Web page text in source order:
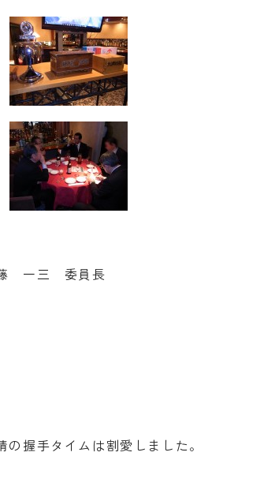
一三 委員長
握手タイムは割愛しました。